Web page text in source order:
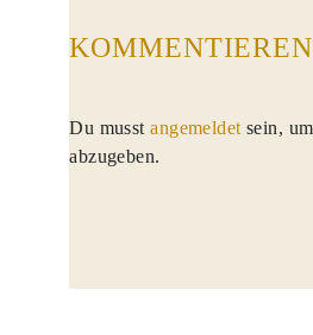
KOMMENTIEREN
Du musstangemeldetsein,
abzugeben.